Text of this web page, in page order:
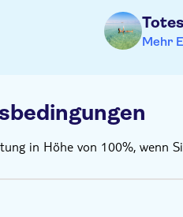
Mehr
in Höhe von 100%, wenn